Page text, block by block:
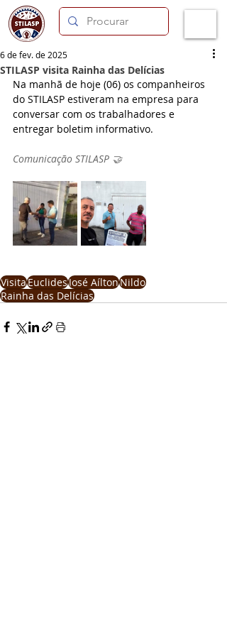
STILASP visita Rainha das Delícias
6 de fev. de 2025
Na manhã de hoje (06) os companheiros
do STILASP estiveram na empresa para
conversar com os trabalhadores e
entregar boletim informativo.
Comunicação STILASP 🤝
VisitaEuclidesJosé AíltonNildo
Rainha das Delícias